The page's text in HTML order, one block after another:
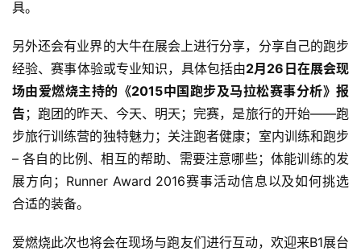
户
选
运
动
集
具。
另外还会有业界的大牛在展会上进行分享，分享自己的跑步
经验、赛事体验或专业知识，具体包括由2月26日在展会现
场由爱燃烧主持的《2015中国跑步及马拉松赛事分析》报
告 ；跑团的昨天、今天、明天；完赛，是旅行的开始——跑
步旅行训练营的独特魅力；关注跑者健康；室内训练和跑步
– 各自的比例、相互的帮助、需要注意哪些；体能训练的发
展方向；Runner Award 2016赛事活动信息以及如何挑选
合适的装备。
爱燃烧此次也将会在现场与跑友们进行互动，欢迎来B1展台